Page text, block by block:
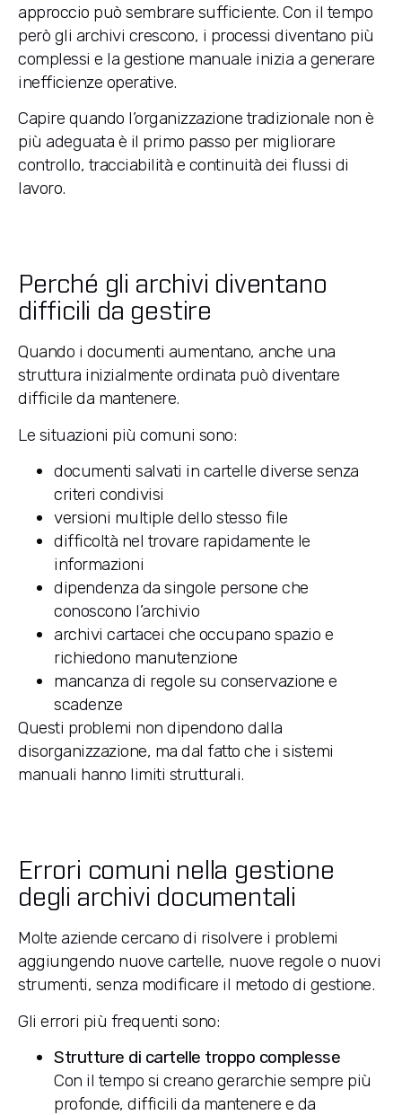
approccio può sembrare sufficiente. Con il tempo
però gli archivi crescono, i processi diventano più
complessi e la gestione manuale inizia a generare
inefficienze operative.
Capire quando l’organizzazione tradizionale non è
più adeguata è il primo passo per migliorare
controllo, tracciabilità e continuità dei flussi di
lavoro.
Perché gli archivi diventano
difficili da gestire
Quando i documenti aumentano, anche una
struttura inizialmente ordinata può diventare
difficile da mantenere.
Le situazioni più comuni sono:
documenti salvati in cartelle diverse senza
criteri condivisi
versioni multiple dello stesso file
difficoltà nel trovare rapidamente le
informazioni
dipendenza da singole persone che
conoscono l’archivio
archivi cartacei che occupano spazio e
richiedono manutenzione
mancanza di regole su conservazione e
scadenze
Questi problemi non dipendono dalla
disorganizzazione, ma dal fatto che i sistemi
manuali hanno limiti strutturali.
Errori comuni nella gestione
degli archivi documentali
Molte aziende cercano di risolvere i problemi
aggiungendo nuove cartelle, nuove regole o nuovi
strumenti, senza modificare il metodo di gestione.
Gli errori più frequenti sono:
Strutture di cartelle troppo complesse
Con il tempo si creano gerarchie sempre più
profonde, difficili da mantenere e da